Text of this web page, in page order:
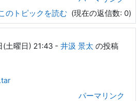
のトピックを読む (現在の返信数: 0)
(土曜日) 21:43 - 井汲 景太 の投稿
パーマリンク